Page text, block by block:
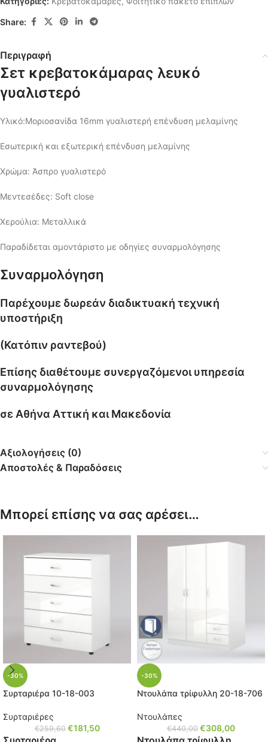
Share:
Περιγραφή
Σετ κρεβατοκάμαρας λευκό
γυαλιστερό
Υλικό:Μοριοσανίδα 16mm γυαλιστερή επένδυση μελαμίνης
Εσωτερική και εξωτερική επένδυση μελαμίνης
Χρώμα: Άσπρο γυαλιστερό
Mεντεσέδες: Soft close
Χερούλια: Μεταλλικά
Παραδίδεται αμοντάριστο με οδηγίες συναρμολόγησης
Συναρμολόγηση
Παρέχουμε δωρεάν διαδικτυακή τεχνική
υποστήριξη
(Κατόπιν ραντεβού)
Επίσης διαθέτουμε συνεργαζόμενοι υπηρεσία
συναρμολόγησης
σε Αθήνα Αττική και Μακεδονία
Αξιολογήσεις (0)
Αποστολές & Παραδόσεις
Μπορεί επίσης να σας αρέσει…
-30%
Συρταριέρα 10-18-003
Συρταριέρες
€259,60 €181,50
-30%
Ντουλάπα τρίφυλλη 20-18-706
Ντουλάπες
€440,00 €308,00